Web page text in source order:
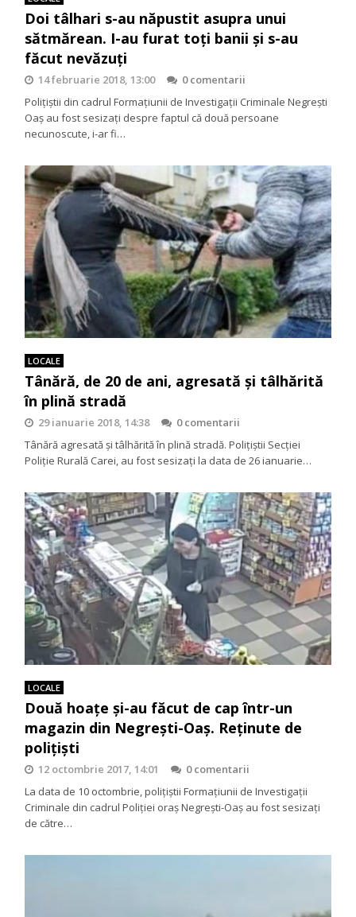
Doi tâlhari s-au năpustit asupra unui
sătmărean. I-au furat toți banii și s-au
făcut nevăzuți
14 februarie 2018, 13:00
0 comentarii
Polițiștii din cadrul Formațiunii de Investigații Criminale Negrești
Oaș au fost sesizați despre faptul că două persoane
necunoscute, i-ar fi…
LOCALE
Tânără, de 20 de ani, agresată și tâlhărită
în plină stradă
29 ianuarie 2018, 14:38
0 comentarii
Tânără agresată și tâlhărită în plină stradă. Polițiștii Secției
Poliție Rurală Carei, au fost sesizați la data de 26 ianuarie…
LOCALE
Două hoațe și-au făcut de cap într-un
magazin din Negrești-Oaș. Reținute de
polițiști
12 octombrie 2017, 14:01
0 comentarii
La data de 10 octombrie, poliţiştii Formațiunii de Investigații
Criminale din cadrul Poliţiei oraş Negrești-Oaș au fost sesizați
de către…